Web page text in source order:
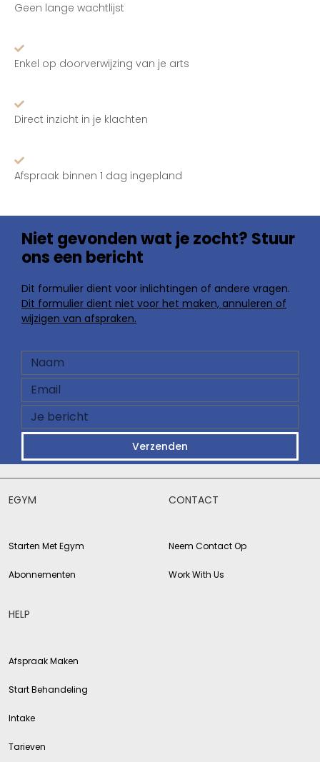
Geen lange wachtlijst
Enkel op doorverwijzing van je arts
Direct inzicht in je klachten
Afspraak binnen 1 dag ingepland
Niet gevonden wat je zocht? Stuur
ons een bericht
Dit formulier dient voor inlichtingen of andere vragen.
Dit formulier dient niet voor het maken, annuleren of
wijzigen van afspraken.
Verzenden
EGYM
Starten Met Egym
Abonnementen
CONTACT
Neem Contact Op
Work With Us
HELP
Afspraak Maken
Start Behandeling
Intake
Tarieven